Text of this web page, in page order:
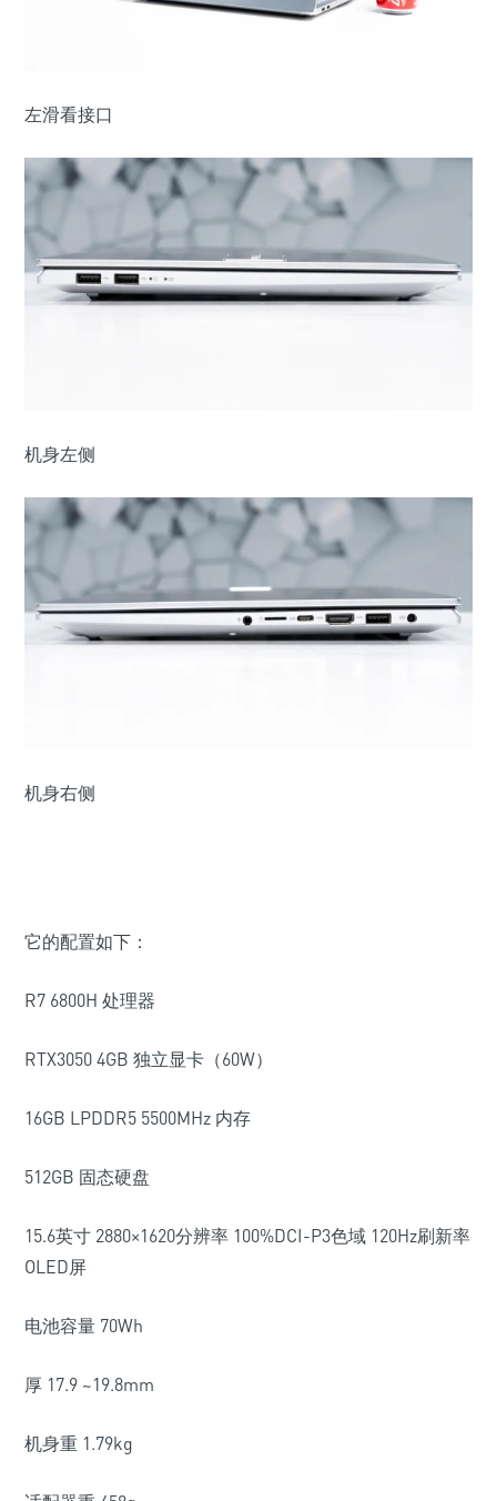
左滑看接口
机身左侧
机身右侧
它的配置如下：
R7 6800H 处理器
RTX3050 4GB 独立显卡（60W）
16GB LPDDR5 5500MHz 内存
512GB 固态硬盘
15.6英寸 2880×1620分辨率 100%DCI-P3色域 120Hz刷新率
OLED屏
电池容量 70Wh
厚 17.9 ~19.8mm
机身重 1.79kg